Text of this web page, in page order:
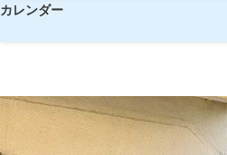
カレンダー